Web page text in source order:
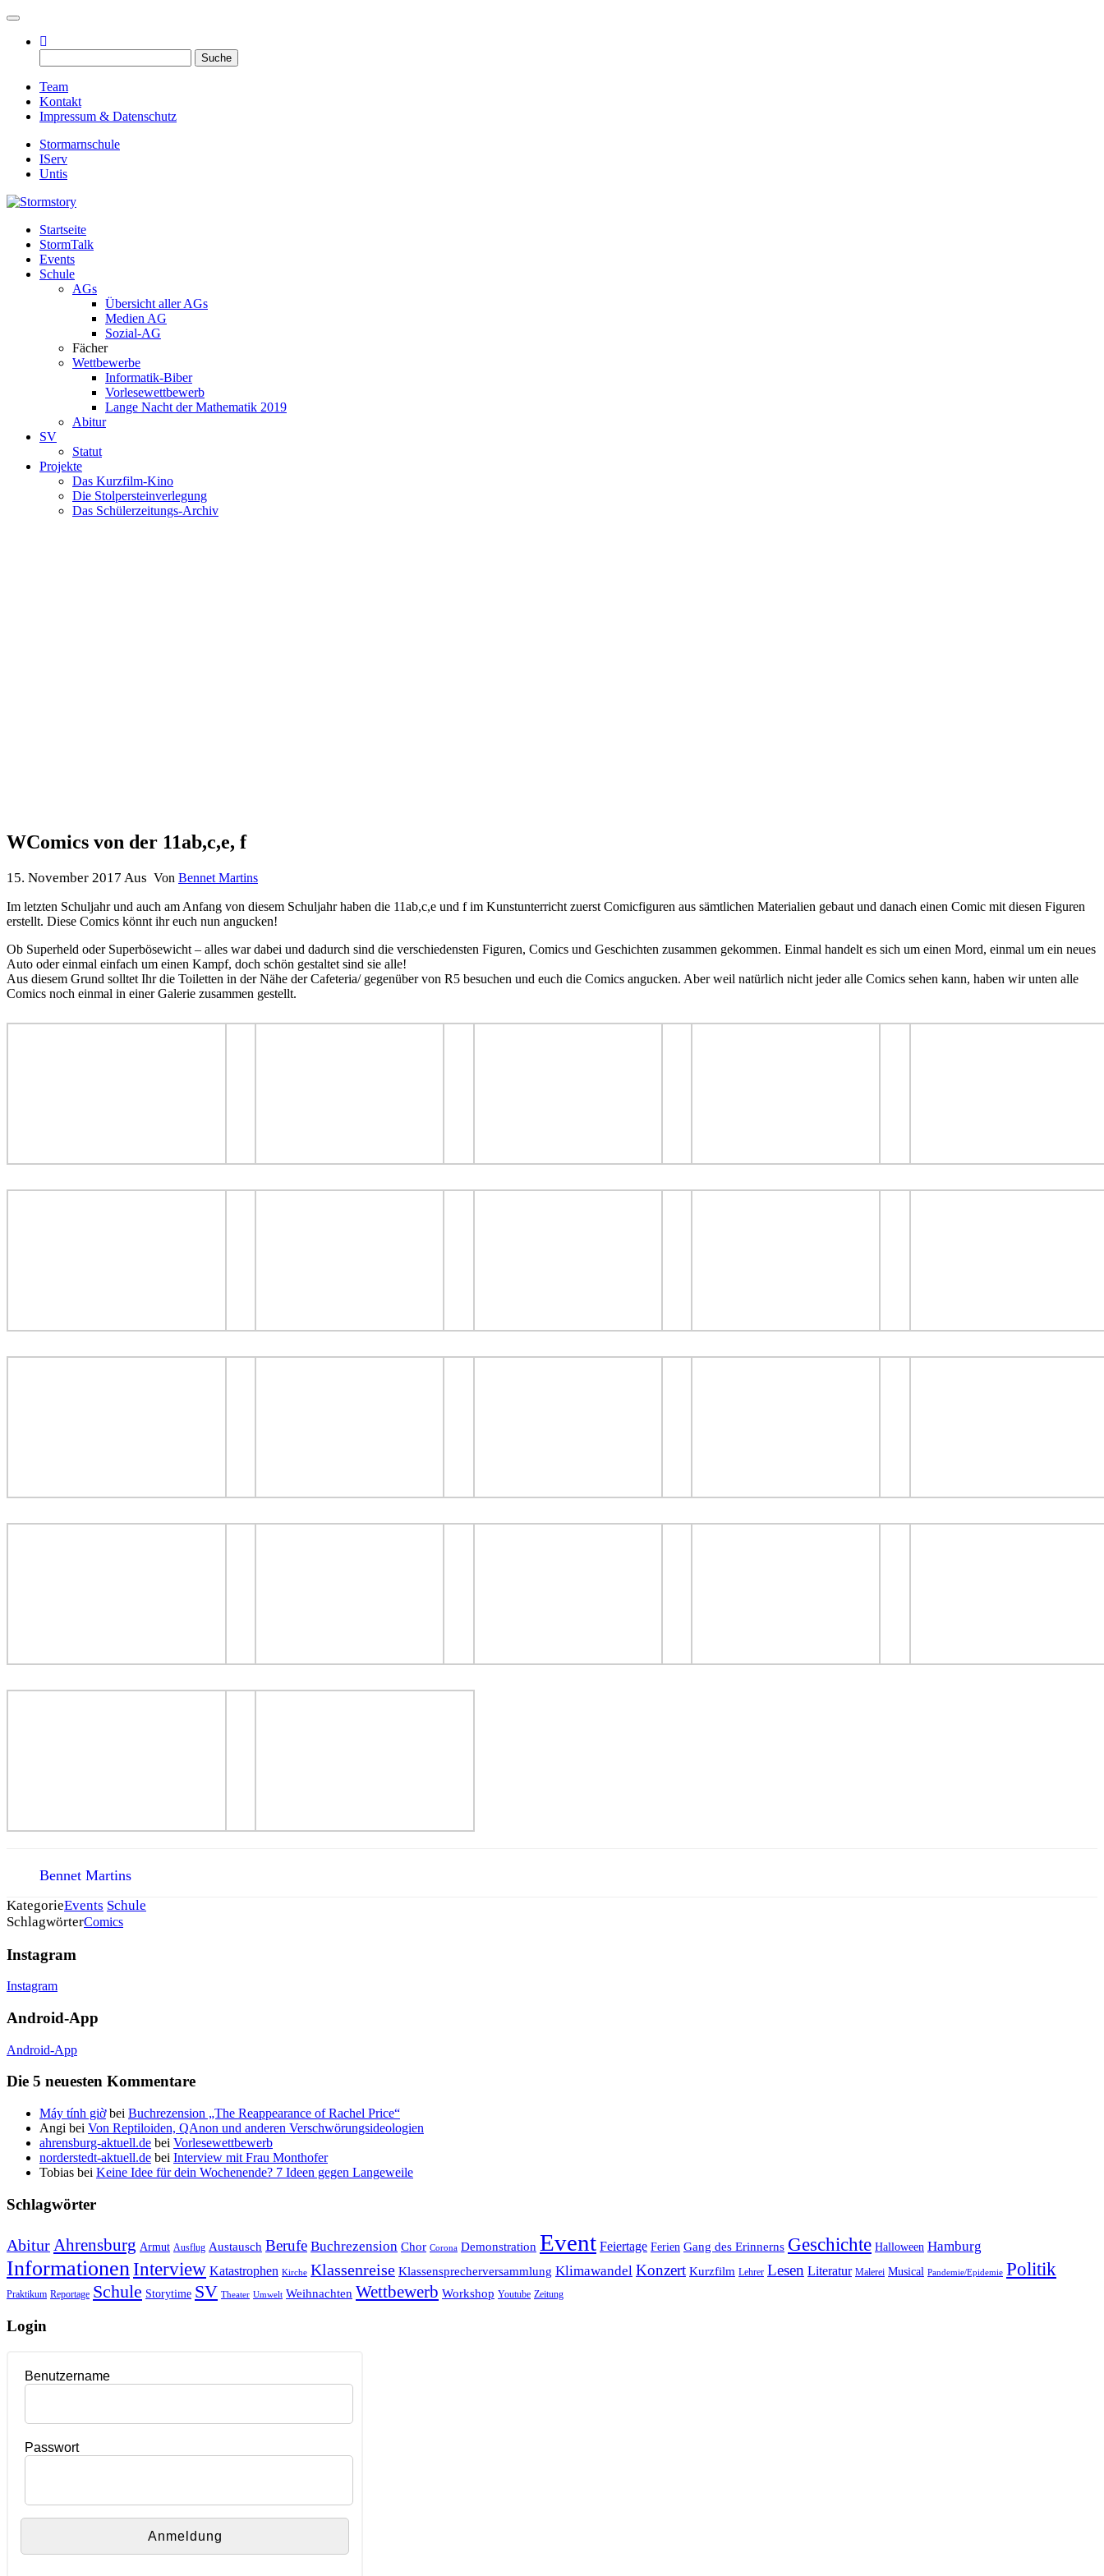
Toggle navigation
nach:
Team
Kontakt
Impressum & Datenschutz
Stormarnschule
IServ
Untis
Stormstory
Eure digitale Schülerzeitung
Startseite
StormTalk
Events
Schule
AGs
Übersicht aller AGs
Medien AG
Sozial-AG
Fächer
Wettbewerbe
Informatik-Biber
Vorlesewettbewerb
Lange Nacht der Mathematik 2019
Abitur
SV
Statut
Projekte
Das Kurzfilm-Kino
Die Stolpersteinverlegung
Das Schülerzeitungs-Archiv
WComics von der 11ab,c,e, f
15. November 2017 Aus Von Bennet Martins
Im letzten Schuljahr und auch am Anfang von diesem Schuljahr haben die 11ab,c,e und f im Kunstunterricht zuerst Comicfiguren aus sämtlichen Materialien gebaut und danach einen Comic mit diesen Figuren
erstellt. Diese Comics könnt ihr euch nun angucken!
Ob Superheld oder Superbösewicht – alles war dabei und dadurch sind die verschiedensten Figuren, Comics und Geschichten zusammen gekommen. Einmal handelt es sich um einen Mord, einmal um ein neues
Auto oder einmal einfach um einen Kampf, doch schön gestaltet sind sie alle!
Aus diesem Grund solltet Ihr die Toiletten in der Nähe der Cafeteria/ gegenüber von R5 besuchen und euch die Comics angucken. Aber weil natürlich nicht jeder alle Comics sehen kann, haben wir unten alle
Comics noch einmal in einer Galerie zusammen gestellt.
Bennet Martins
KategorieEvents Schule
SchlagwörterComics
Instagram
Instagram
Android-App
Android-App
Die 5 neuesten Kommentare
Máy tính giờbei Buchrezension „The Reappearance of Rachel Price“
Angi bei Von Reptiloiden, QAnon und anderen Verschwörungsideologien
ahrensburg-aktuell.de bei Vorlesewettbewerb
norderstedt-aktuell.de bei Interview mit Frau Monthofer
Tobias bei Keine Idee für dein Wochenende? 7 Ideen gegen Langeweile
Schlagwörter
Abitur Ahrensburg Armut Ausflug Austausch Berufe Buchrezension Chor Corona Demonstration Event Feiertage Ferien Gang des Erinnerns Geschichte Halloween Hamburg
Informationen Interview Katastrophen Kirche Klassenreise Klassensprecherversammlung Klimawandel Konzert Kurzfilm Lehrer Lesen Literatur Malerei Musical Pandemie/Epidemie Politik
Praktikum Reportage Schule Storytime SV Theater Umwelt Weihnachten Wettbewerb Workshop Youtube Zeitung
Login
Benutzername
Passwort